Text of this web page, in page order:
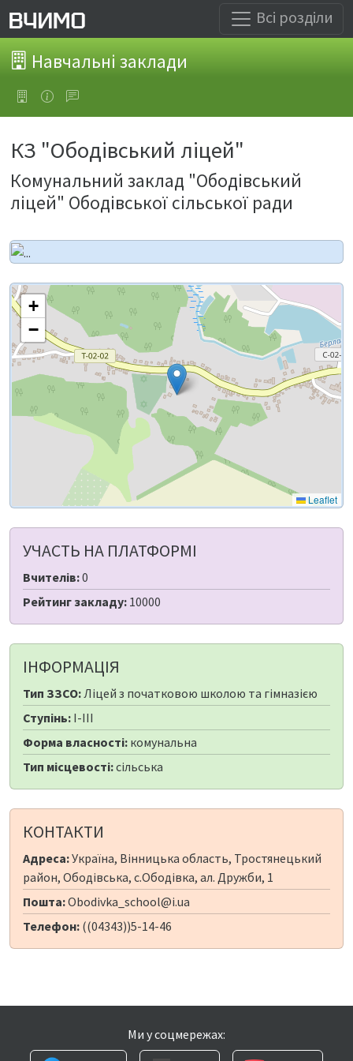
Всі розділи
Навчальні заклади
КЗ "Ободівський ліцей"
Комунальний заклад "Ободівський
ліцей" Ободівської сільської ради
+
−
Leaflet
УЧАСТЬ НА ПЛАТФОРМІ
Вчителів:0
Рейтинг закладу: 10000
ІНФОРМАЦІЯ
Тип ЗЗСО:Ліцей з початковою школою та гімназією
Ступінь: I-III
Форма власності: комунальна
Тип місцевості:сільська
КОНТАКТИ
Адреса:Україна, Вінницька область, Тростянецький
район, Ободівська, с.Ободівка, ал. Дружби, 1
Пошта:Obodivka_school@i.ua
Телефон: ((04343))5-14-46
Ми у соцмережах: